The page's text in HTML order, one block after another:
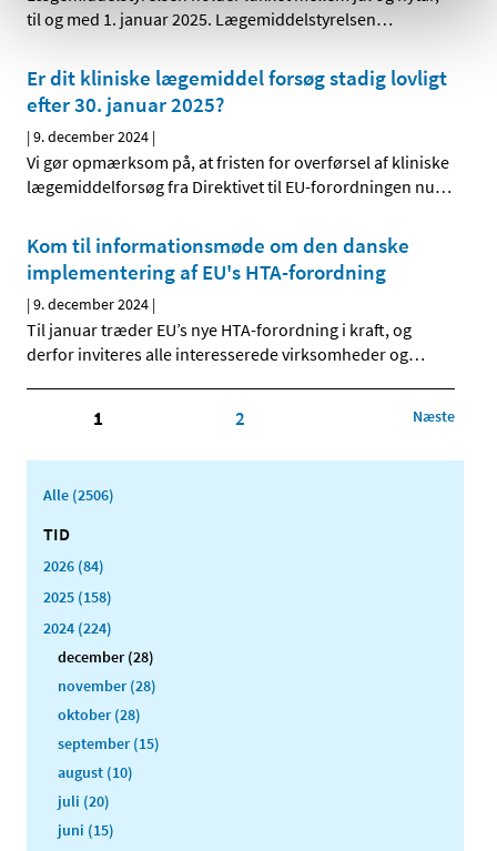
til og med 1. januar 2025. Lægemiddelstyrelsen…
Er dit kliniske lægemiddel forsøg stadig lovligt
efter 30. januar 2025?
|9. december 2024 |
Vi gør opmærksom på, at fristen for overførsel af kliniske
lægemiddelforsøg fra Direktivet til EU-forordningen nu…
Kom til informationsmøde om den danske
implementering af EU's HTA-forordning
|9. december 2024 |
Til januar træder EU’s nye HTA-forordning i kraft, og
derfor inviteres alle interesserede virksomheder og…
1 2 Næste
Alle (2506)
TID
2026 (84)
2025 (158)
2024 (224)
december (28)
november (28)
oktober (28)
september (15)
august (10)
juli (20)
juni (15)